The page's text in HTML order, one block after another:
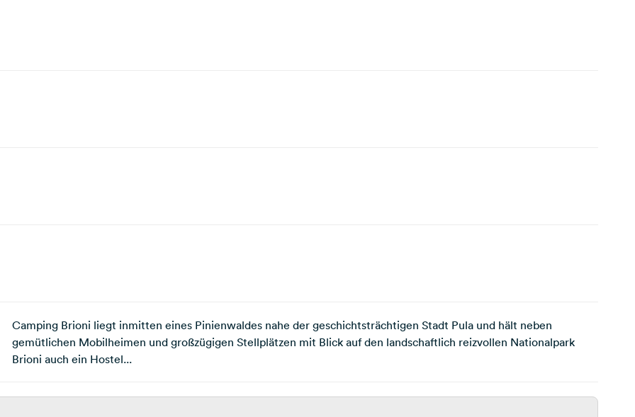
Camping Brioni liegt inmitten eines Pinienwaldes nahe der geschichtsträchtigen Stadt Pula und hält neben
gemütlichen Mobilheimen und großzügigen Stellplätzen mit Blick auf den landschaftlich reizvollen Nationalpark
Brioni auch ein Hostel...